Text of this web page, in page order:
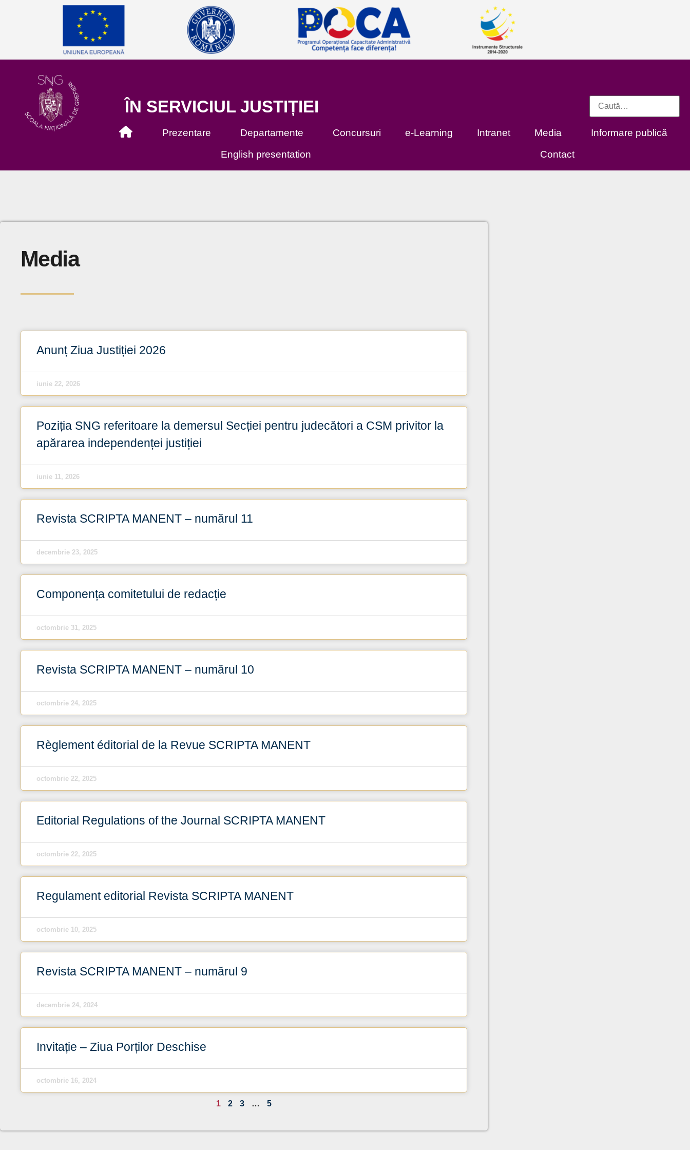
ÎN SERVICIUL JUSTIȚIEI
Prezentare Departamente Concursuri e-Learning Intranet Media
Informare publică
English presentation
Contact
Media
Anunț Ziua Justiției 2026
iunie 22, 2026
Poziția SNG referitoare la demersul Secției pentru judecători a CSM privitor la
apărarea independenței justiției
iunie 11, 2026
Revista SCRIPTA MANENT – numărul 11
decembrie 23, 2025
Componența comitetului de redacție
octombrie 31, 2025
Revista SCRIPTA MANENT – numărul 10
octombrie 24, 2025
Règlement éditorial de la Revue SCRIPTA MANENT
octombrie 22, 2025
Editorial Regulations of the Journal SCRIPTA MANENT
octombrie 22, 2025
Regulament editorial Revista SCRIPTA MANENT
octombrie 10, 2025
Revista SCRIPTA MANENT – numărul 9
decembrie 24, 2024
Invitație – Ziua Porților Deschise
octombrie 16, 2024
1 2 3 … 5